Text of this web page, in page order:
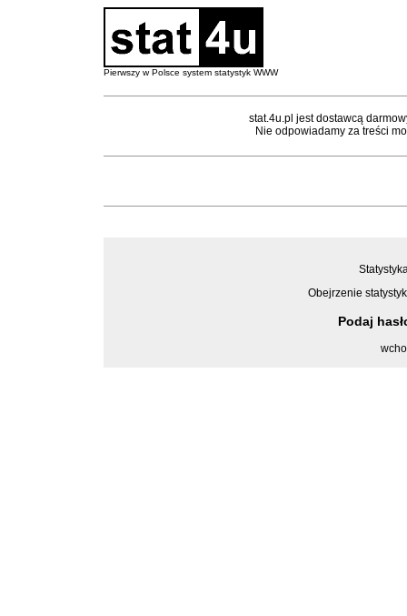
Pierwszy w Polsce system statystyk WWW
stat.4u.pl jest dostawcą
Nie odpowiadamy za treści
Obejrzenie
Podaj